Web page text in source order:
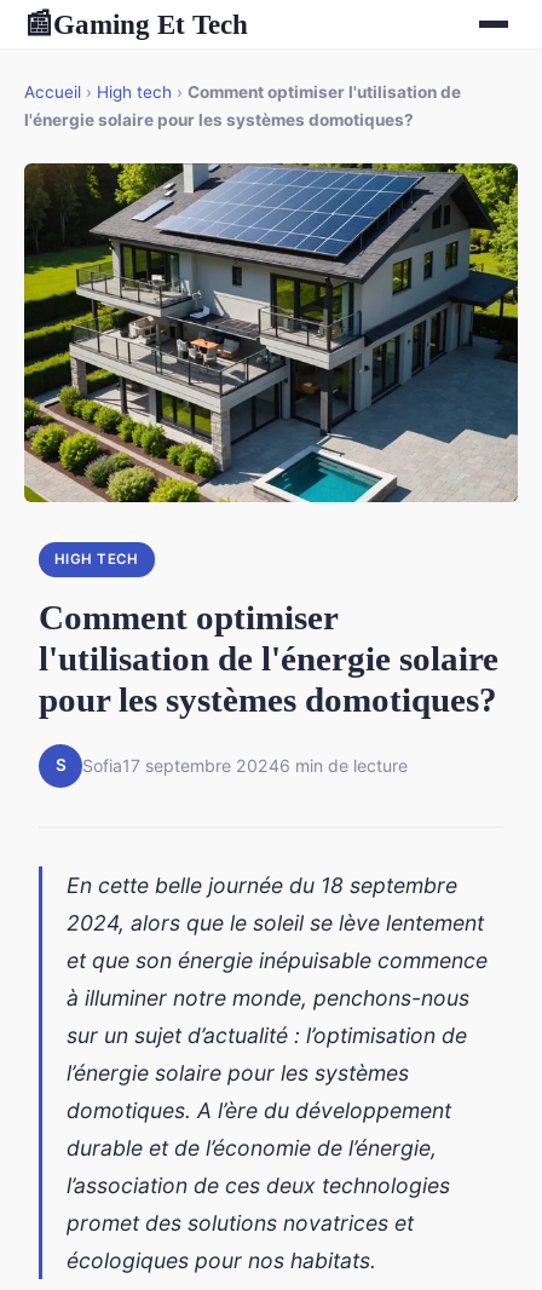
📰Gaming Et Tech
Accueil › High tech › Comment optimiser l'utilisation de
l'énergie solaire pour les systèmes domotiques?
HIGH TECH
Comment optimiser
l'utilisation de l'énergie solaire
pour les systèmes domotiques?
S Sofia17 septembre 20246 min de lecture
En cette belle journée du 18 septembre
2024, alors que le soleil se lève lentement
et que son énergie inépuisable commence
à illuminer notre monde, penchons-nous
sur un sujet d’actualité : l’optimisation de
l’énergie solaire pour les systèmes
domotiques. A l’ère du développement
durable et de l’économie de l’énergie,
l’association de ces deux technologies
promet des solutions novatrices et
écologiques pour nos habitats.